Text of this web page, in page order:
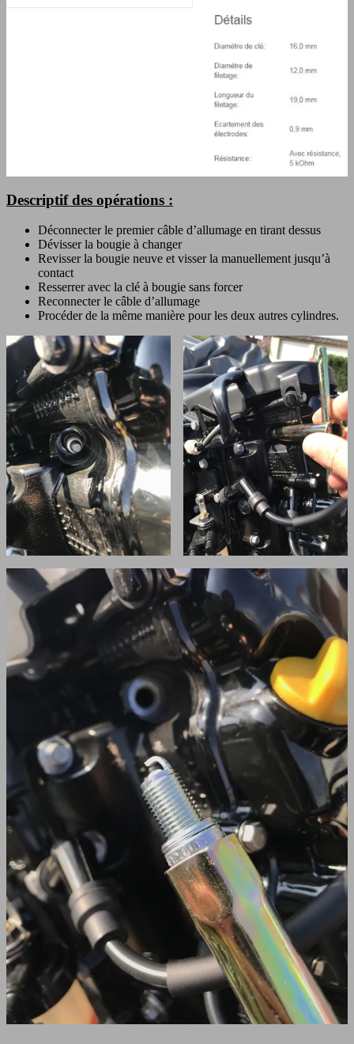
Descriptif des opérations :
Déconnecter le premier câble d’allumage en tirant dessus
Dévisser la bougie à changer
Revisser la bougie neuve et visser la manuellement jusqu’à
contact
Resserrer avec la clé à bougie sans forcer
Reconnecter le câble d’allumage
Procéder de la même manière pour les deux autres cylindres.